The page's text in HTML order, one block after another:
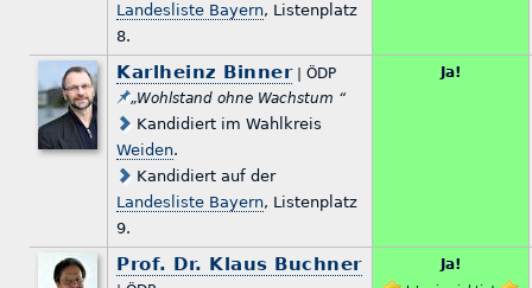
Landesliste Bayern, Listenplatz
8.
Karlheinz Binner| ÖDP
„Wohlstand ohne Wachstum “
Kandidiert im Wahlkreis
Weiden.
Kandidiert auf der
Landesliste Bayern, Listenplatz
9.
Ja!
Prof. Dr. Klaus Buchner Ja!